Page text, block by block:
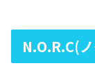
N.O.R.C(